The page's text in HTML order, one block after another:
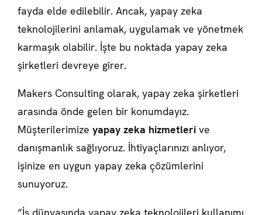
fayda elde edilebilir. Ancak, yapay zeka
teknolojilerini anlamak, uygulamak ve yönetmek
karmaşık olabilir. İşte bu noktada yapay zeka
şirketleri devreye girer.
Makers Consulting olarak, yapay zeka şirketleri
arasında önde gelen bir konumdayız.
Müşterilerimize yapay zeka hizmetleri ve
danışmanlık sağlıyoruz. İhtiyaçlarınızı anlıyor,
işinize en uygun yapay zeka çözümlerini
sunuyoruz.